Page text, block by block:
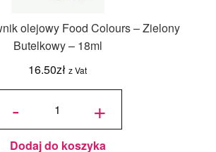
olejowy Food Colours – Zielony
Butelkowy – 18ml
16.50zł z Vat
-
ilość
olejowy
Food
Zielony +
Dodaj do koszyka